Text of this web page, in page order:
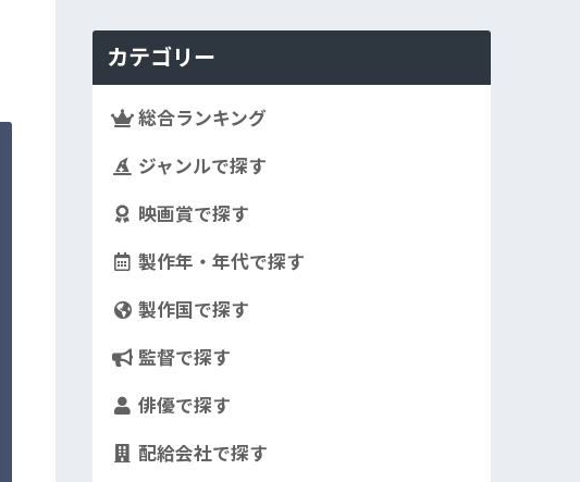
カテゴリー
総合ランキング
ジャンルで探す
映画賞で探す
製作年・年代で探す
製作国で探す
監督で探す
俳優で探す
配給会社で探す